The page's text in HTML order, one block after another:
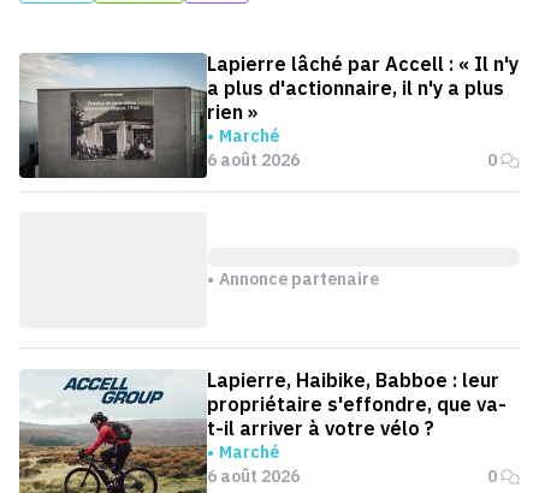
Lapierre lâché par Accell : « Il n'y
a plus d'actionnaire, il n'y a plus
rien »
Marché
6 août 2026
0
Annonce partenaire
Lapierre, Haibike, Babboe : leur
propriétaire s'effondre, que va-
t-il arriver à votre vélo ?
Marché
6 août 2026
0